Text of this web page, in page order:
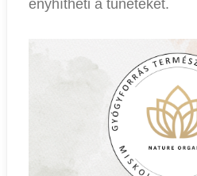
enyhítheti a tüneteket.